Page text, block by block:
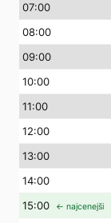
07:00
08:00
09:00
10:00
11:00
12:00
13:00
14:00
15:00 ← najcenejši